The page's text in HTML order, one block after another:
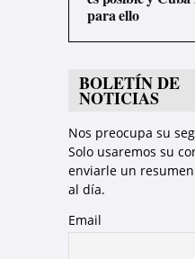
para ello
BOLETÍN DE
NOTICIAS
Nos preocupa su
Solo usaremos su
enviarle un
al día.
Email